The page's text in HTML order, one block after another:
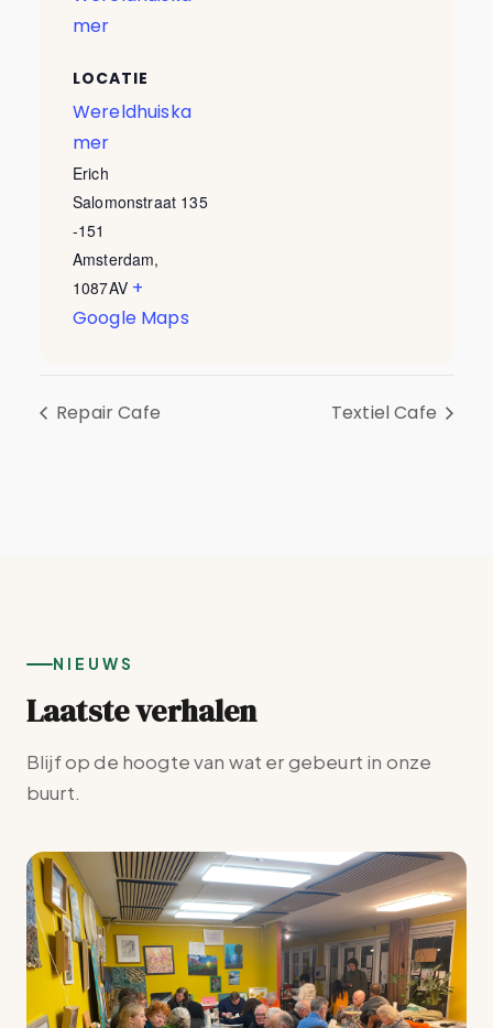
mer
LOCATIE
Wereldhuiska
mer
Erich
Salomonstraat 135
-151
Amsterdam,
1087AV +
Google Maps
Repair Cafe Textiel Cafe
NIEUWS
Laatste verhalen
Blijf op de hoogte van wat er gebeurt in onze
buurt.